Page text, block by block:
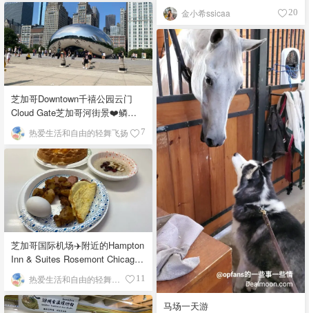
金小希ssicaa 20
芝加哥Downtown千禧公园云门
Cloud Gate芝加哥河街景❤️鳞次
栉比的高楼
热爱生活和自由的轻舞飞扬 7
马场一天游
芝加哥国际机场✈️附近的Hampton
Inn & Suites Rosemont Chicago
O'Hare自助早餐
11